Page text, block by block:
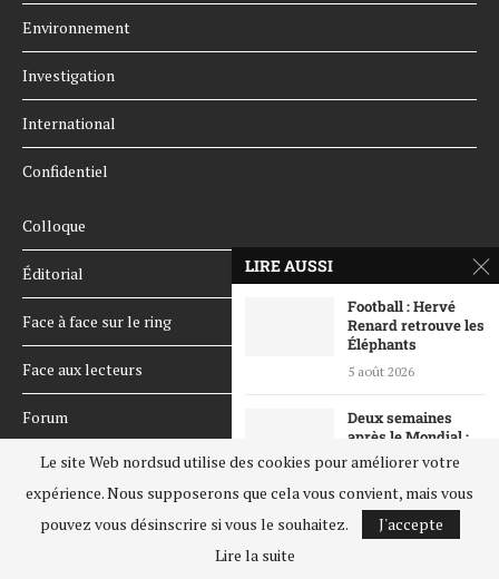
Environnement
Investigation
International
Confidentiel
Colloque
Éditorial
Face à face sur le ring
Face aux lecteurs
Forum
Le supplément
LIRE AUSSI
Football : Hervé
Renard retrouve les
Éléphants
5 août 2026
Deux semaines
après le Mondial :...
31 juillet 2026
Élection à la FIF :
quand la...
Le site Web nordsud utilise des cookies pour améliorer votre
expérience. Nous supposerons que cela vous convient, mais vous
pouvez vous désinscrire si vous le souhaitez.
J'accepte
Lire la suite